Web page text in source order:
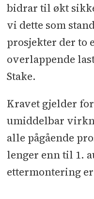
bidrar til økt
vi dette som
prosjekter der to
overlappende
Stake.
Kravet gjelder
umiddelbar
alle pågående
lenger enn til 1.
ettermontering